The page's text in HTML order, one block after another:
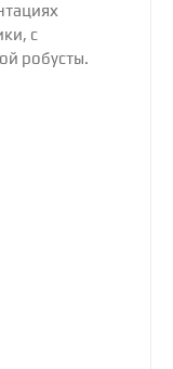
с
робусты.